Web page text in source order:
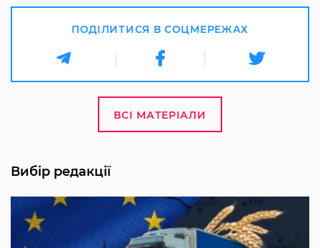
ПОДІЛИТИСЯ В СОЦМЕРЕЖАХ
ВСІ МАТЕРІАЛИ
Вибір редакції